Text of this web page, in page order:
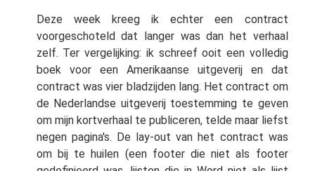
Deze week kreeg ik echter een contract
voorgeschoteld dat langer was dan het verhaal
zelf. Ter vergelijking: ik schreef ooit een volledig
boek voor een Amerikaanse uitgeverij en dat
contract was vier bladzijden lang. Het contract om
de Nederlandse uitgeverij toestemming te geven
om mijn kortverhaal te publiceren, telde maar liefst
negen pagina's. De lay-out van het contract was
om bij te huilen (een footer die niet als footer